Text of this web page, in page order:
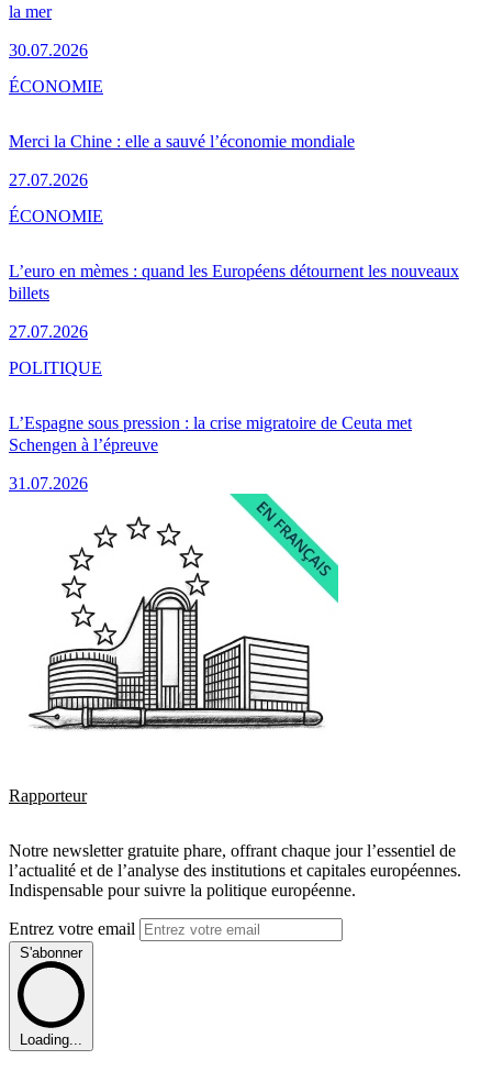
la mer
30.07.2026
Merci la Chine : elle a sauvé l’économie mondiale
27.07.2026
ÉCONOMIE
L’euro en mèmes : quand les Européens détournent les nouveaux
billets
27.07.2026
ÉCONOMIE
L’Espagne sous pression : la crise migratoire de Ceuta met
Schengen à l’épreuve
31.07.2026
POLITIQUE
Rapporteur
Notre newsletter gratuite phare, offrant chaque jour l’essentiel de
l’actualité et de l’analyse des institutions et capitales européennes.
Indispensable pour suivre la politique européenne.
Entrez votre email
S'abonner
Loading...